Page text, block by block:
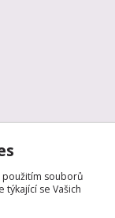
použitím souborů
týkající se Vašich